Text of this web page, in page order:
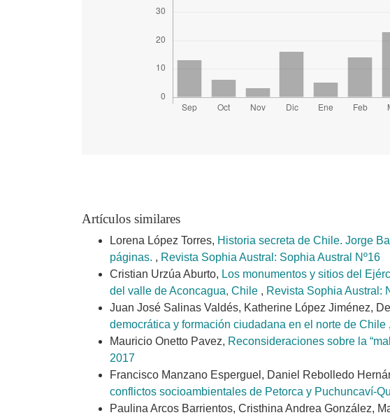
Artículos similares
Lorena López Torres, Historia secreta de Chile. Jorge
páginas. , Revista Sophia Austral: Sophia Austral Nº16
Cristian Urzúa Aburto, Los monumentos y sitios del
del valle de Aconcagua, Chile , Revista Sophia Austral:
Juan José Salinas Valdés, Katherine López Jiménez,
democrática y formación ciudadana en el norte de Chile ,
Mauricio Onetto Pavez, Reconsideraciones sobre la
2017
Francisco Manzano Esperguel, Daniel Rebolledo
conflictos socioambientales de Petorca y Puchuncaví-
Paulina Arcos Barrientos, Cristhina Andrea González,